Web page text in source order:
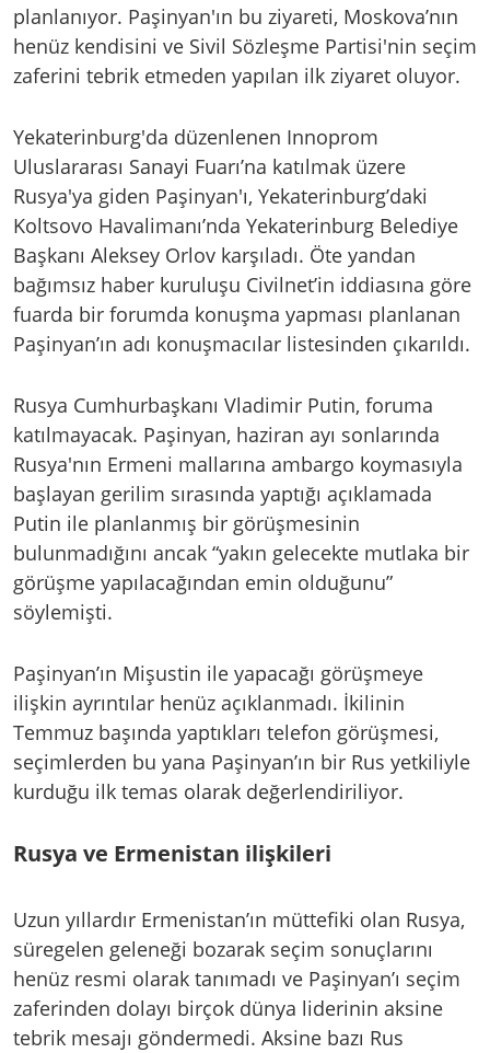
planlanıyor. Paşinyan'ın bu ziyareti, Moskova’nın
henüz kendisini ve Sivil Sözleşme Partisi'nin seçim
zaferini tebrik etmeden yapılan ilk ziyaret oluyor.
Yekaterinburg'da düzenlenen Innoprom
Uluslararası Sanayi Fuarı’na katılmak üzere
Rusya'ya giden Paşinyan'ı, Yekaterinburg’daki
Koltsovo Havalimanı’nda Yekaterinburg Belediye
Başkanı Aleksey Orlov karşıladı. Öte yandan
bağımsız haber kuruluşu Civilnet’in iddiasına göre
fuarda bir forumda konuşma yapması planlanan
Paşinyan’ın adı konuşmacılar listesinden çıkarıldı.
Rusya Cumhurbaşkanı Vladimir Putin, foruma
katılmayacak. Paşinyan, haziran ayı sonlarında
Rusya'nın Ermeni mallarına ambargo koymasıyla
başlayan gerilim sırasında yaptığı açıklamada
Putin ile planlanmış bir görüşmesinin
bulunmadığını ancak “yakın gelecekte mutlaka bir
görüşme yapılacağından emin olduğunu”
söylemişti.
Paşinyan’ın Mişustin ile yapacağı görüşmeye
ilişkin ayrıntılar henüz açıklanmadı. İkilinin
Temmuz başında yaptıkları telefon görüşmesi,
seçimlerden bu yana Paşinyan’ın bir Rus yetkiliyle
kurduğu ilk temas olarak değerlendiriliyor.
Rusya ve Ermenistan ilişkileri
Uzun yıllardır Ermenistan’ın müttefiki olan Rusya,
süregelen geleneği bozarak seçim sonuçlarını
henüz resmi olarak tanımadı ve Paşinyan’ı seçim
zaferinden dolayı birçok dünya liderinin aksine
tebrik mesajı göndermedi. Aksine bazı Rus